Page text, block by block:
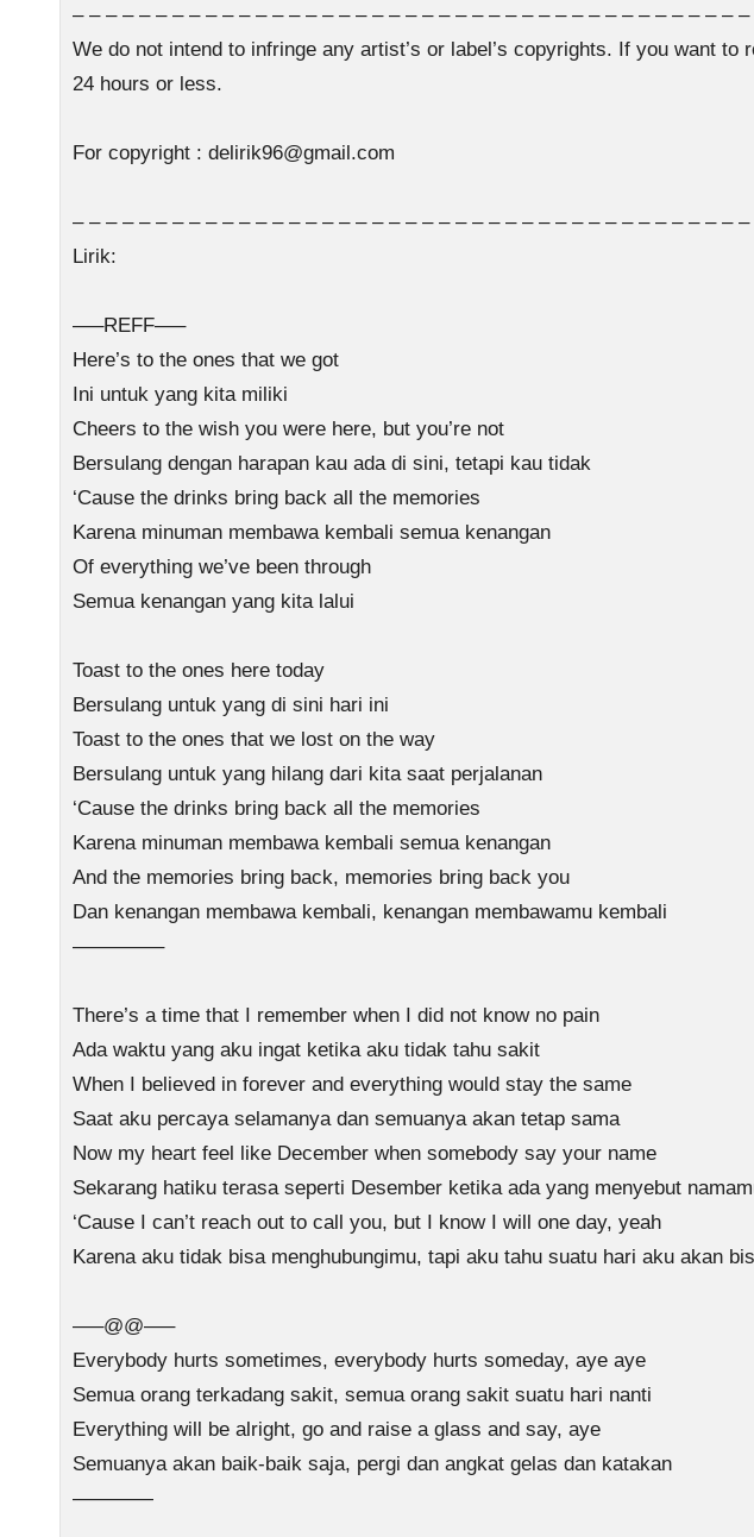
– – – – – – – – – – – – – – – – – – – – – – – – – – – – – – – – – – – – – – – – –
We do not intend to infringe any artist’s or label’s copyrights. If you want
24 hours or less.
For copyright : delirik96@gmail.com
– – – – – – – – – – – – – – – – – – – – – – – – – – – – – – – – – – – – – – – – –
Lirik:
—–REFF—–
Here’s to the ones that we got
Ini untuk yang kita miliki
Cheers to the wish you were here, but you’re not
Bersulang dengan harapan kau ada di sini, tetapi kau tidak
‘Cause the drinks bring back all the memories
Karena minuman membawa kembali semua kenangan
Of everything we’ve been through
Semua kenangan yang kita lalui
Toast to the ones here today
Bersulang untuk yang di sini hari ini
Toast to the ones that we lost on the way
Bersulang untuk yang hilang dari kita saat perjalanan
‘Cause the drinks bring back all the memories
Karena minuman membawa kembali semua kenangan
And the memories bring back, memories bring back you
Dan kenangan membawa kembali, kenangan membawamu kembali
————–
There’s a time that I remember when I did not know no pain
Ada waktu yang aku ingat ketika aku tidak tahu sakit
When I believed in forever and everything would stay the same
Saat aku percaya selamanya dan semuanya akan tetap sama
Now my heart feel like December when somebody say your name
Sekarang hatiku terasa seperti Desember ketika ada yang menyebut
‘Cause I can’t reach out to call you, but I know I will one day, yeah
Karena aku tidak bisa menghubungimu, tapi aku tahu suatu hari aku akan
—–@@—–
Everybody hurts sometimes, everybody hurts someday, aye aye
Semua orang terkadang sakit, semua orang sakit suatu hari nanti
Everything will be alright, go and raise a glass and say, aye
Semuanya akan baik-baik saja, pergi dan angkat gelas dan katakan
————